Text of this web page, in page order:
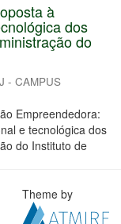
à
dos
do
- CAMPUS
Empreendedora:
e tecnológica dos
do Instituto de
Theme by